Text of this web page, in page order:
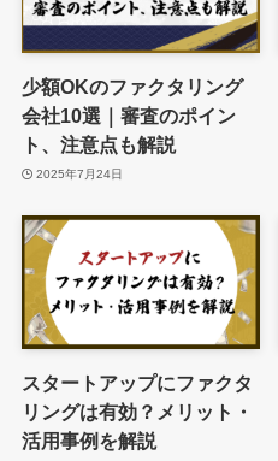
少額OKのファクタリング
会社10選｜審査のポイン
ト、注意点も解説
2025年7月24日
スタートアップにファクタ
リングは有効？メリット・
活用事例を解説